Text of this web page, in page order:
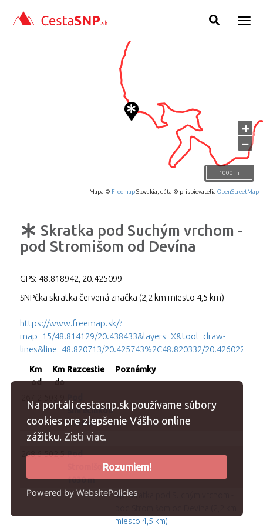
Na portáli cestasnp.sk používame súbory
cookies pre zlepšenie Vášho online
zážitku. Zisti viac.
Rozumiem!
Powered by WebsitePolicies
+
−
1000 m
Mapa © FreemapSlovakia, dáta © prispievatelia OpenStreetMap
Skratka pod Suchým vrchom -
pod Stromišom od Devína
GPS: 48.818942 20.425099
SNPčka skratka červená značka (2,2 km miesto 4,5 km)
https://www.freemap.sk/?
map=15/48.814129/20.438433&layers=X&tool=draw-
lines&line=48.820713/20.425743%2C48.820332/
Km
od
Km
do
Razcestie Poznámky
Smrečinkou
1130 m
268,6 502,5 Pod
Stromišom
1030 m
Skratka pod Suchým vrchom -
miesto 4,5 km)